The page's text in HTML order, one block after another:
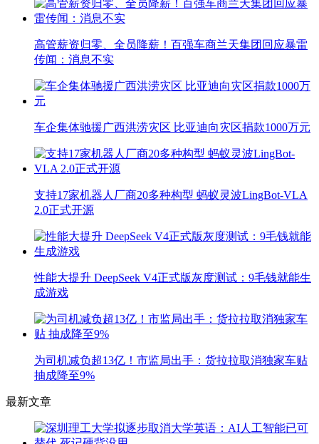
高管薪资归零、全员降薪！百强车商兰天集团回应暴雷
传闻：消息不实
车企集体驰援广西洪涝灾区 比亚迪向灾区捐款1000万元
支持17家机器人厂商20多种构型 蚂蚁灵波LingBot-VLA
2.0正式开源
性能大提升 DeepSeek V4正式版灰度测试：9毛钱就能生
成游戏
为司机减负超13亿！市监局出手：货拉拉取消独家车贴
抽成降至9%
最新文章